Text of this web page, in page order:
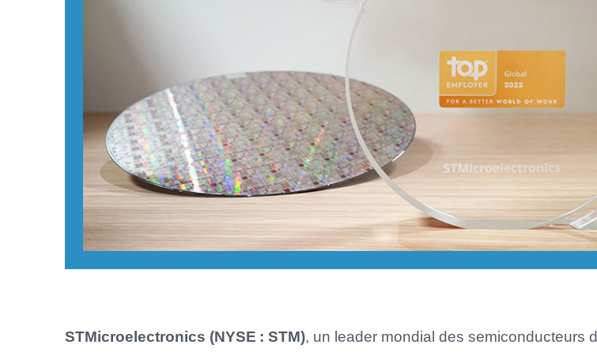
STMicroelectronics (NYSE : STM), un leader mondial des semiconducteurs